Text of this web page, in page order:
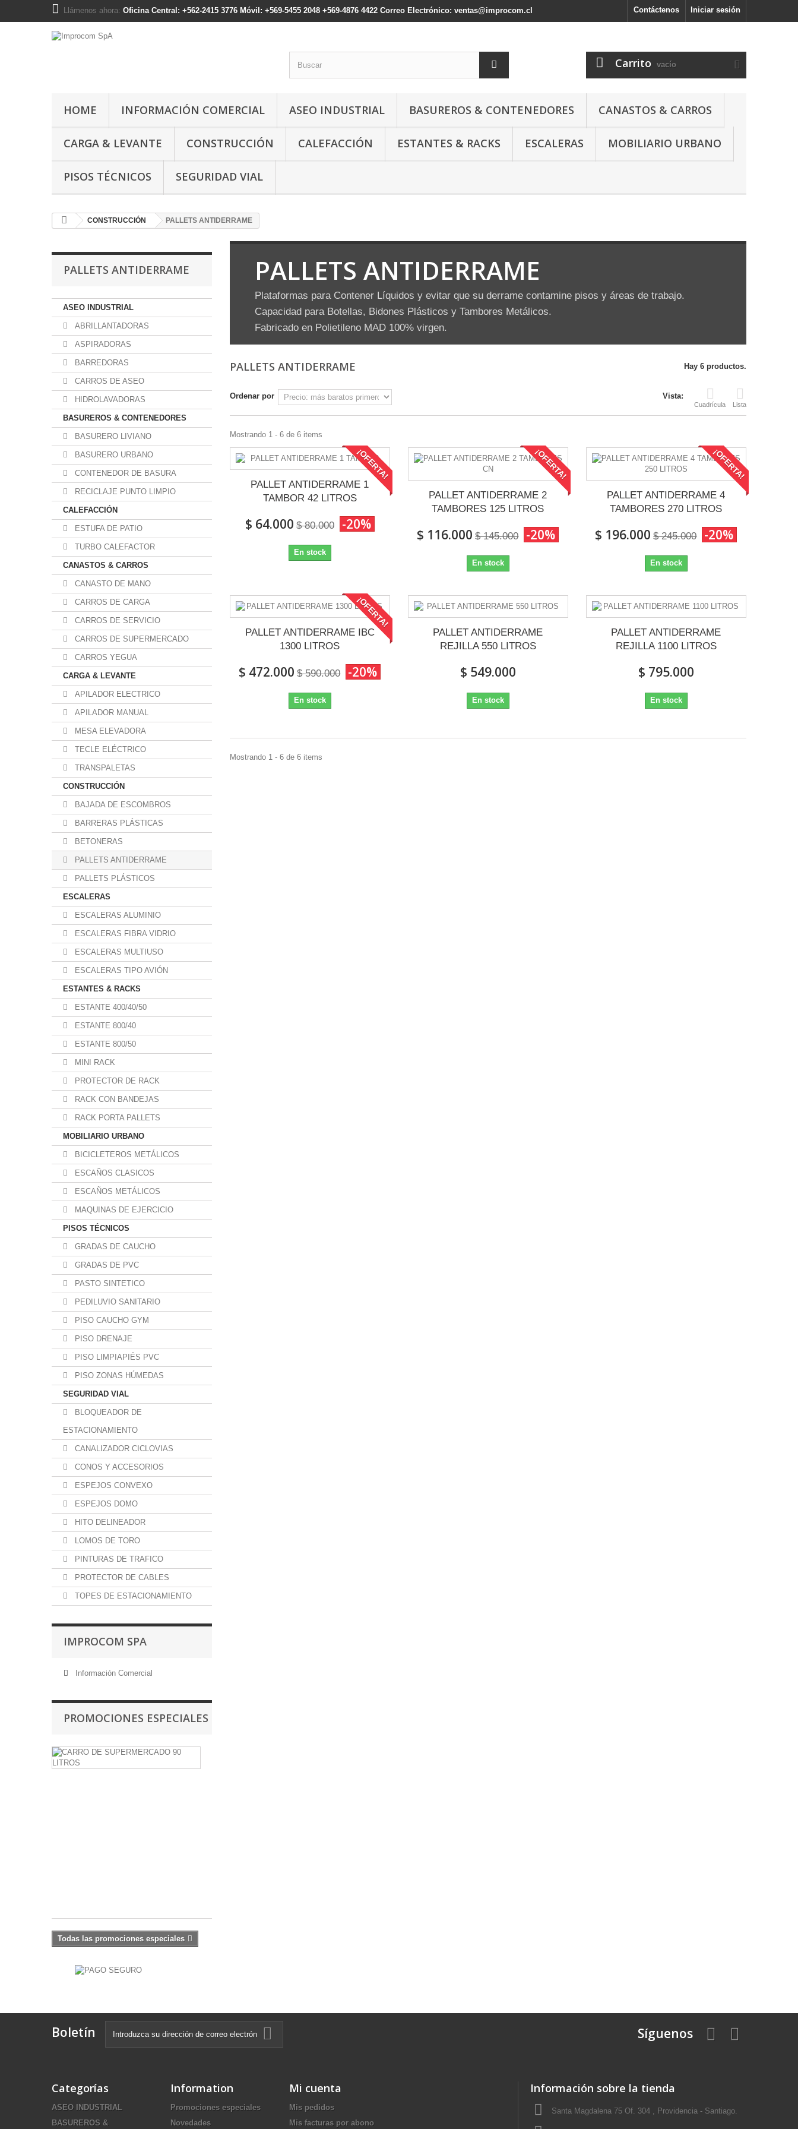
Iniciar sesión
Contáctenos
Llámenos ahora: Oficina Central: +562-2415 3776 Móvil: +569-5455 2048 +569-4876 4422 Correo Electrónico: ventas@improcom.cl
Carrito vacío
HOME INFORMACIÓN COMERCIAL ASEO INDUSTRIAL BASUREROS & CONTENEDORES CANASTOS & CARROS
CARGA & LEVANTE CONSTRUCCIÓN CALEFACCIÓN ESTANTES & RACKS ESCALERAS MOBILIARIO URBANO
PISOS TÉCNICOS SEGURIDAD VIAL
CONSTRUCCIÓN PALLETS ANTIDERRAME
PALLETS ANTIDERRAME
ASEO INDUSTRIAL
ABRILLANTADORAS
ASPIRADORAS
BARREDORAS
CARROS DE ASEO
HIDROLAVADORAS
BASUREROS & CONTENEDORES
BASURERO LIVIANO
BASURERO URBANO
CONTENEDOR DE BASURA
RECICLAJE PUNTO LIMPIO
CALEFACCIÓN
ESTUFA DE PATIO
TURBO CALEFACTOR
CANASTOS & CARROS
CANASTO DE MANO
CARROS DE CARGA
CARROS DE SERVICIO
CARROS DE SUPERMERCADO
CARROS YEGUA
CARGA & LEVANTE
APILADOR ELECTRICO
APILADOR MANUAL
MESA ELEVADORA
TECLE ELÉCTRICO
TRANSPALETAS
CONSTRUCCIÓN
BAJADA DE ESCOMBROS
BARRERAS PLÁSTICAS
BETONERAS
PALLETS ANTIDERRAME
PALLETS PLÁSTICOS
ESCALERAS
ESCALERAS ALUMINIO
ESCALERAS FIBRA VIDRIO
ESCALERAS MULTIUSO
ESCALERAS TIPO AVIÓN
ESTANTES & RACKS
ESTANTE 400/40/50
ESTANTE 800/40
ESTANTE 800/50
MINI RACK
PROTECTOR DE RACK
RACK CON BANDEJAS
RACK PORTA PALLETS
MOBILIARIO URBANO
BICICLETEROS METÁLICOS
ESCAÑOS CLASICOS
ESCAÑOS METÁLICOS
MAQUINAS DE EJERCICIO
PISOS TÉCNICOS
GRADAS DE CAUCHO
GRADAS DE PVC
PASTO SINTETICO
PEDILUVIO SANITARIO
PISO CAUCHO GYM
PISO DRENAJE
PISO LIMPIAPIÉS PVC
PISO ZONAS HÚMEDAS
SEGURIDAD VIAL
BLOQUEADOR DE
ESTACIONAMIENTO
CANALIZADOR CICLOVIAS
CONOS Y ACCESORIOS
ESPEJOS CONVEXO
ESPEJOS DOMO
HITO DELINEADOR
LOMOS DE TORO
PINTURAS DE TRAFICO
PROTECTOR DE CABLES
TOPES DE ESTACIONAMIENTO
IMPROCOM SPA
Información Comercial
PROMOCIONES ESPECIALES
Todas las promociones especiales
PALLETS ANTIDERRAME
Plataformas para Contener Líquidos y evitar que su derrame contamine pisos y áreas de trabajo.
Capacidad para Botellas, Bidones Plásticos y Tambores Metálicos.
Fabricado en Polietileno MAD 100% virgen.
PALLETS ANTIDERRAME Hay 6 productos.
Vista:
Cuadrícula Lista
Ordenar por
Mostrando 1 - 6 de 6 items
¡OFERTA!
PALLET ANTIDERRAME 1
TAMBOR 42 LITROS
$ 64.000 $ 80.000 -20%
En stock
¡OFERTA!
PALLET ANTIDERRAME 2
TAMBORES 125 LITROS
$ 116.000 $ 145.000 -20%
En stock
¡OFERTA!
PALLET ANTIDERRAME 4
TAMBORES 270 LITROS
$ 196.000 $ 245.000 -20%
En stock
¡OFERTA!
PALLET ANTIDERRAME IBC
1300 LITROS
$ 472.000 $ 590.000 -20%
En stock
PALLET ANTIDERRAME
REJILLA 550 LITROS
$ 549.000
En stock
PALLET ANTIDERRAME
REJILLA 1100 LITROS
$ 795.000
En stock
Mostrando 1 - 6 de 6 items
Boletín Síguenos
Categorías
ASEO INDUSTRIAL
BASUREROS &
Information
Promociones especiales
Novedades
Mi cuenta
Mis pedidos
Mis facturas por abono
Información sobre la tienda
Santa Magdalena 75 Of. 304 , Providencia - Santiago.